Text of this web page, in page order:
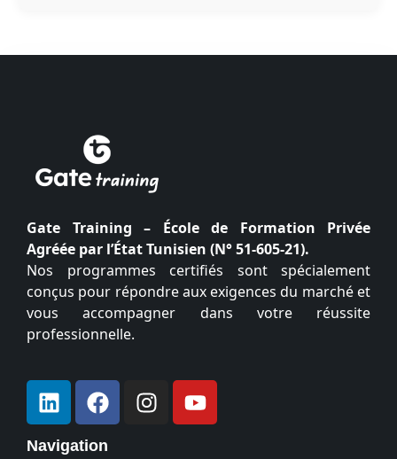
Gate Training – École de Formation Privée
Agréée par l’État Tunisien (N° 51-605-21).
Nos programmes certifiés sont spécialement
conçus pour répondre aux exigences du marché et
vous accompagner dans votre réussite
professionnelle.
Navigation